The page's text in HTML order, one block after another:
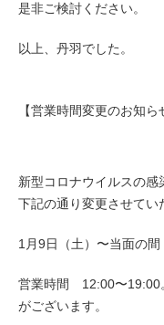
是非ご検討ください。
以上、丹羽でした。
【営業時間変更のお知ら
新型コロナウイルスの感
下記の通り変更させてい
1月9日（土）〜当面の間
営業時間 12:00〜19:00
がございます。